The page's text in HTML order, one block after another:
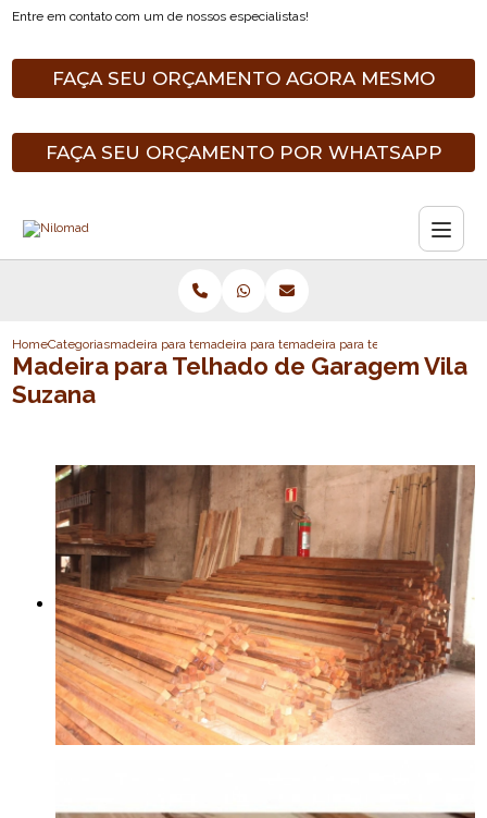
Entre em contato com um de nossos especialistas!
FAÇA SEU ORÇAMENTO AGORA MESMO
FAÇA SEU ORÇAMENTO POR WHATSAPP
HomeCategoriasmadeira para telhadomadeira para telhado de fibrocimento
madeira para telhado de
Madeira para Telhado de Garagem Vila
Suzana